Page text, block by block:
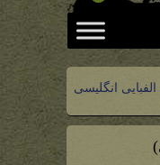
انگلیسی